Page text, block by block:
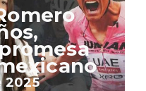
2025